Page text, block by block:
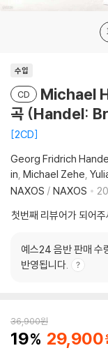
수입
CD
Michael
곡 (Handel:
2CD
Georg Fridrich
in Michael Zehe
NAXOS / NAXOS
첫번째 리뷰어가 되어주
예스24 음반 판매 수
반영됩니다.
36,900원
19 29,900